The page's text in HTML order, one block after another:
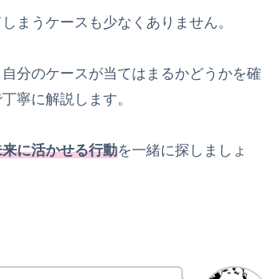
まうケースも少なくありません。
分のケースが当てはまるかどうかを確
寧に解説します。
に活かせる行動を一緒に探しましょ